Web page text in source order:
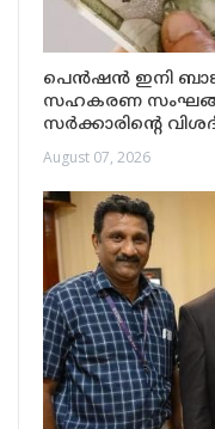
പെൻഷൻ ഇനി
സഹകരണ
സർക്കാരിന്റെ
August 07, 2026